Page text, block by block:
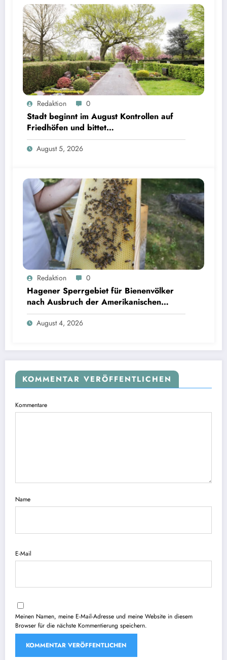
Redaktion 0
Stadt beginnt im August Kontrollen auf
Friedhöfen und bittet
Grabverantwortliche um Pflegeeinsatz
August 5, 2026
Redaktion 0
Hagener Sperrgebiet für Bienenvölker
nach Ausbruch der Amerikanischen
Faulbrut aufgehoben
August 4, 2026
KOMMENTAR VERÖFFENTLICHEN
Kommentare
Name
E-Mail
Meinen Namen, meine E-Mail-Adresse und meine Website in diesem
Browser für die nächste Kommentierung speichern.